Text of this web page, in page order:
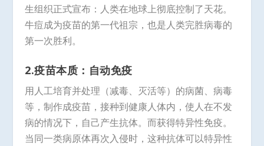
生组织正式宣布：人类在地球上彻底控制了天花。
牛痘成为疫苗的第一代祖宗，也是人类完胜病毒的
第一次胜利。
2.疫苗本质：自动免疫
用人工培育并处理（减毒、灭活等）的病菌、病毒
等，制作成疫苗，接种到健康人体内，使人在不发
病的情况下，自己产生抗体。而获得特异性免疫。
当同一类病原体再次入侵时，这种抗体可以特异性